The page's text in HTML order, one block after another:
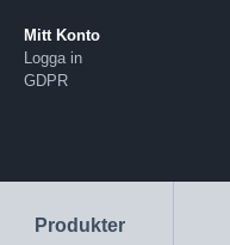
Produkter
Mitt Konto
Logga in
GDPR